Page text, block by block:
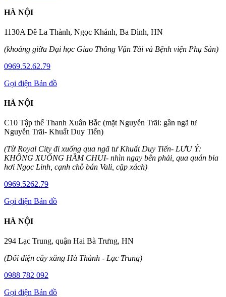
HÀ NỘI
1130A Đê La Thành, Ngọc Khánh, Ba Đình, HN
(khoảng giữa Đại học Giao Thông Vận Tải và Bệnh viện Phụ Sản)
0969.52.62.79
Gọi điện Bản đồ
HÀ NỘI
C10 Tập thể Thanh Xuân Bắc (mặt Nguyễn Trãi: gần ngã tư
Nguyễn Trãi- Khuất Duy Tiến)
(Từ Royal City đi xuống qua ngã tư Khuất Duy Tiến- LƯU Ý:
KHÔNG XUỐNG HẦM CHUI- nhìn ngay bên phải, qua quán bia
hơi Ngọc Linh, cạnh chỗ bán Vali, cặp xách)
0969.5262.79
Gọi điện Bản đồ
HÀ NỘI
294 Lạc Trung, quận Hai Bà Trưng, HN
(Đối diện cây xăng Hà Thành - Lạc Trung)
0988 782 092
Gọi điện Bản đồ